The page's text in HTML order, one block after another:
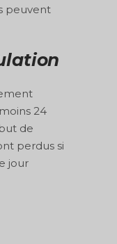
peuvent
24
de
perdus si
jour